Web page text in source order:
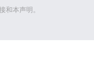
和本声明。